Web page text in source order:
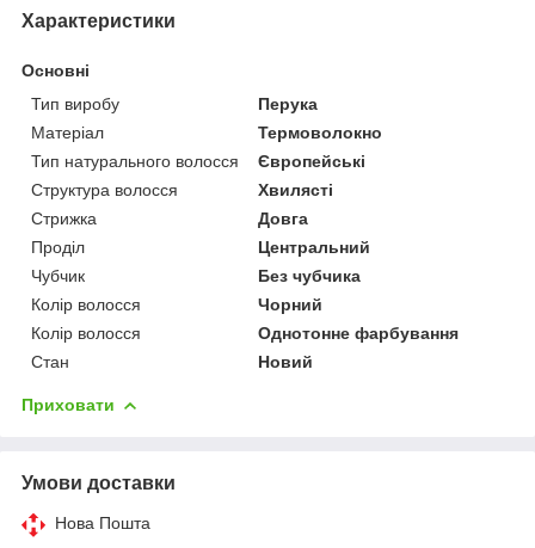
Характеристики
Основні
Тип виробу
Перука
Матеріал
Термоволокно
Тип натурального волосся
Європейські
Структура волосся
Хвилясті
Стрижка
Довга
Проділ
Центральний
Чубчик
Без чубчика
Колір волосся
Чорний
Колір волосся
Однотонне фарбування
Стан
Новий
Приховати
Умови доставки
Нова Пошта